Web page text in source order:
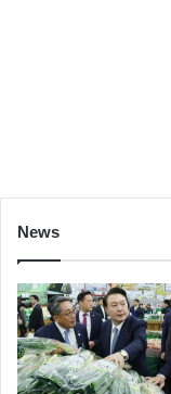
News